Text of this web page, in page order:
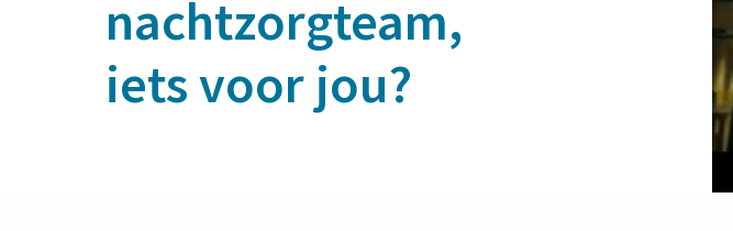
nachtzorgteam,
iets voor jou?